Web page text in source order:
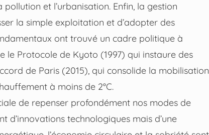
et l’urbanisation. Enfin, la gestion
la simple exploitation et d’adopter des
ont trouvé un cadre politique à
le Protocole de Kyoto (1997) qui instaure des
de Paris (2015), qui consolide la mobilisation
à moins de 2°C.
de repenser profondément nos modes de
d’innovations technologiques mais d’une